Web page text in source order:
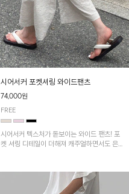
시어서커 포켓셔링 와이드팬츠
74,000원
FREE
시어서커 텍스처가 돋보이는 와이드 팬츠! 포
켓 셔링 디테일이 더해져 캐주얼하면서도 은은
다. 가볍고 쾌적한 착용감으로 여름철 데일리
아이템으로 활용하기 좋아요~